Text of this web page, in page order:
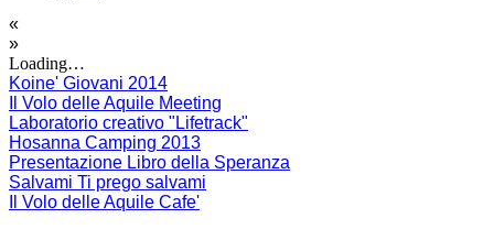
«
»
Loading…
Koine' Giovani 2014
Il Volo delle Aquile Meeting
Laboratorio creativo "Lifetrack"
Hosanna Camping 2013
Presentazione Libro della Speranza
Salvami Ti prego salvami
Il Volo delle Aquile Cafe'